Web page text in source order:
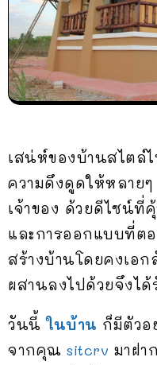
เสน่ห์ของบ้านสไตล์
ความดึงดูดให้หลาย
เจ้าของ ด้วยดีไซน์ที่
และการออกแบบที่ต
สร้างบ้านโดยคงเอ
ผสานลงไปด้วยจึงไ
วันนี้ในบ้าน ก็มีตัวอ
จากคุณ sitcrv มาฝา